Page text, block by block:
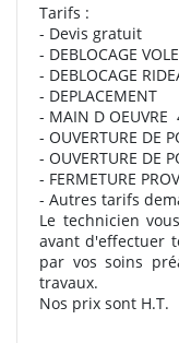
Tarifs :
- Devis gratuit
- DEBLOCAGE
- DEBLOCAGE
- DEPLACEMENT
- MAIN D OEUVRE
- OUVERTURE DE
- OUVERTURE DE
- FERMETURE
- Autres tarifs
Le technicien
avant d'effectuer
par vos soins
travaux.
Nos prix sont H.T.